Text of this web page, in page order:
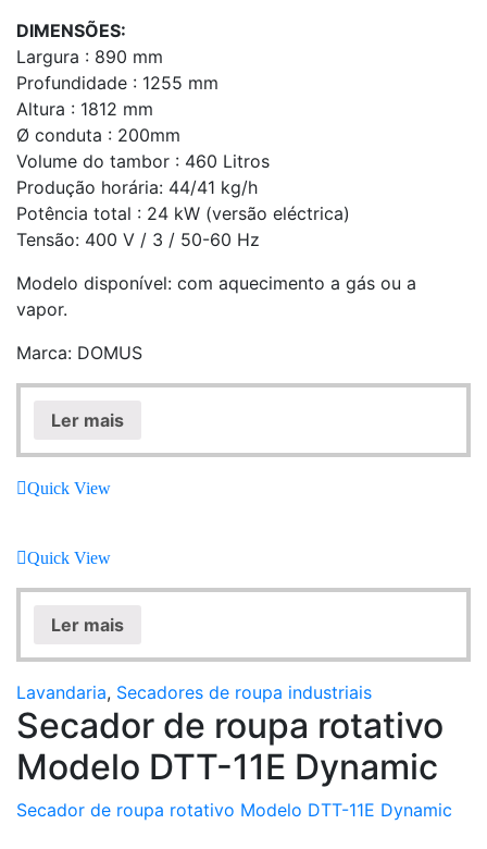
DIMENSÕES:
Largura : 890 mm
Profundidade : 1255 mm
Altura : 1812 mm
Ø conduta : 200mm
Volume do tambor : 460 Litros
Produção horária: 44/41 kg/h
Potência total : 24 kW (versão eléctrica)
Tensão: 400 V / 3 / 50-60 Hz
Modelo disponível: com aquecimento a gás ou a
vapor.
Marca: DOMUS
Ler mais
Quick View
Quick View
Ler mais
Lavandaria, Secadores de roupa industriais
Secador de roupa rotativo
Modelo DTT-11E Dynamic
Secador de roupa rotativo Modelo DTT-11E Dynamic